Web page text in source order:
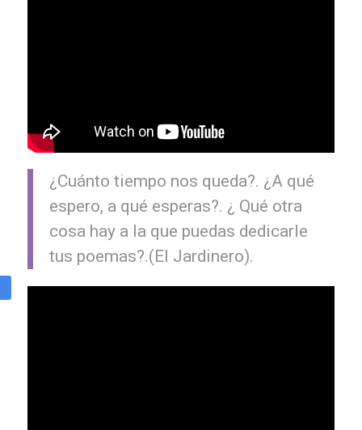
¿Cuánto tiempo nos queda?. ¿A qué
espero, a qué esperas?. ¿ Qué otra
cosa hay a la que puedas dedicarle
tus poemas?.(El Jardinero).